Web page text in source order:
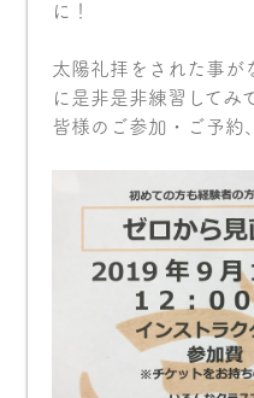
に！
太陽礼拝をされた事が
に是非是非練習してみ
皆様のご参加・ご予約